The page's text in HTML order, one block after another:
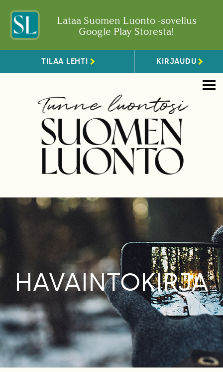
Lataa Suomen Luonto -sovellus
Google Play Storesta!
TILAA LEHTI KIRJAUDU
HAVAINTOKIRJA